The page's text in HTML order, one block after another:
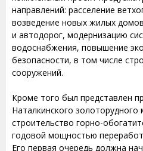
направлений: расселение
возведение новых жилых
и автодорог, модернизацию
водоснабжения, повышение
безопасности, в том числе
сооружений.
Кроме того был представлен
Наталкинского
строительство горно-
годовой мощностью
Его первая очередь должна